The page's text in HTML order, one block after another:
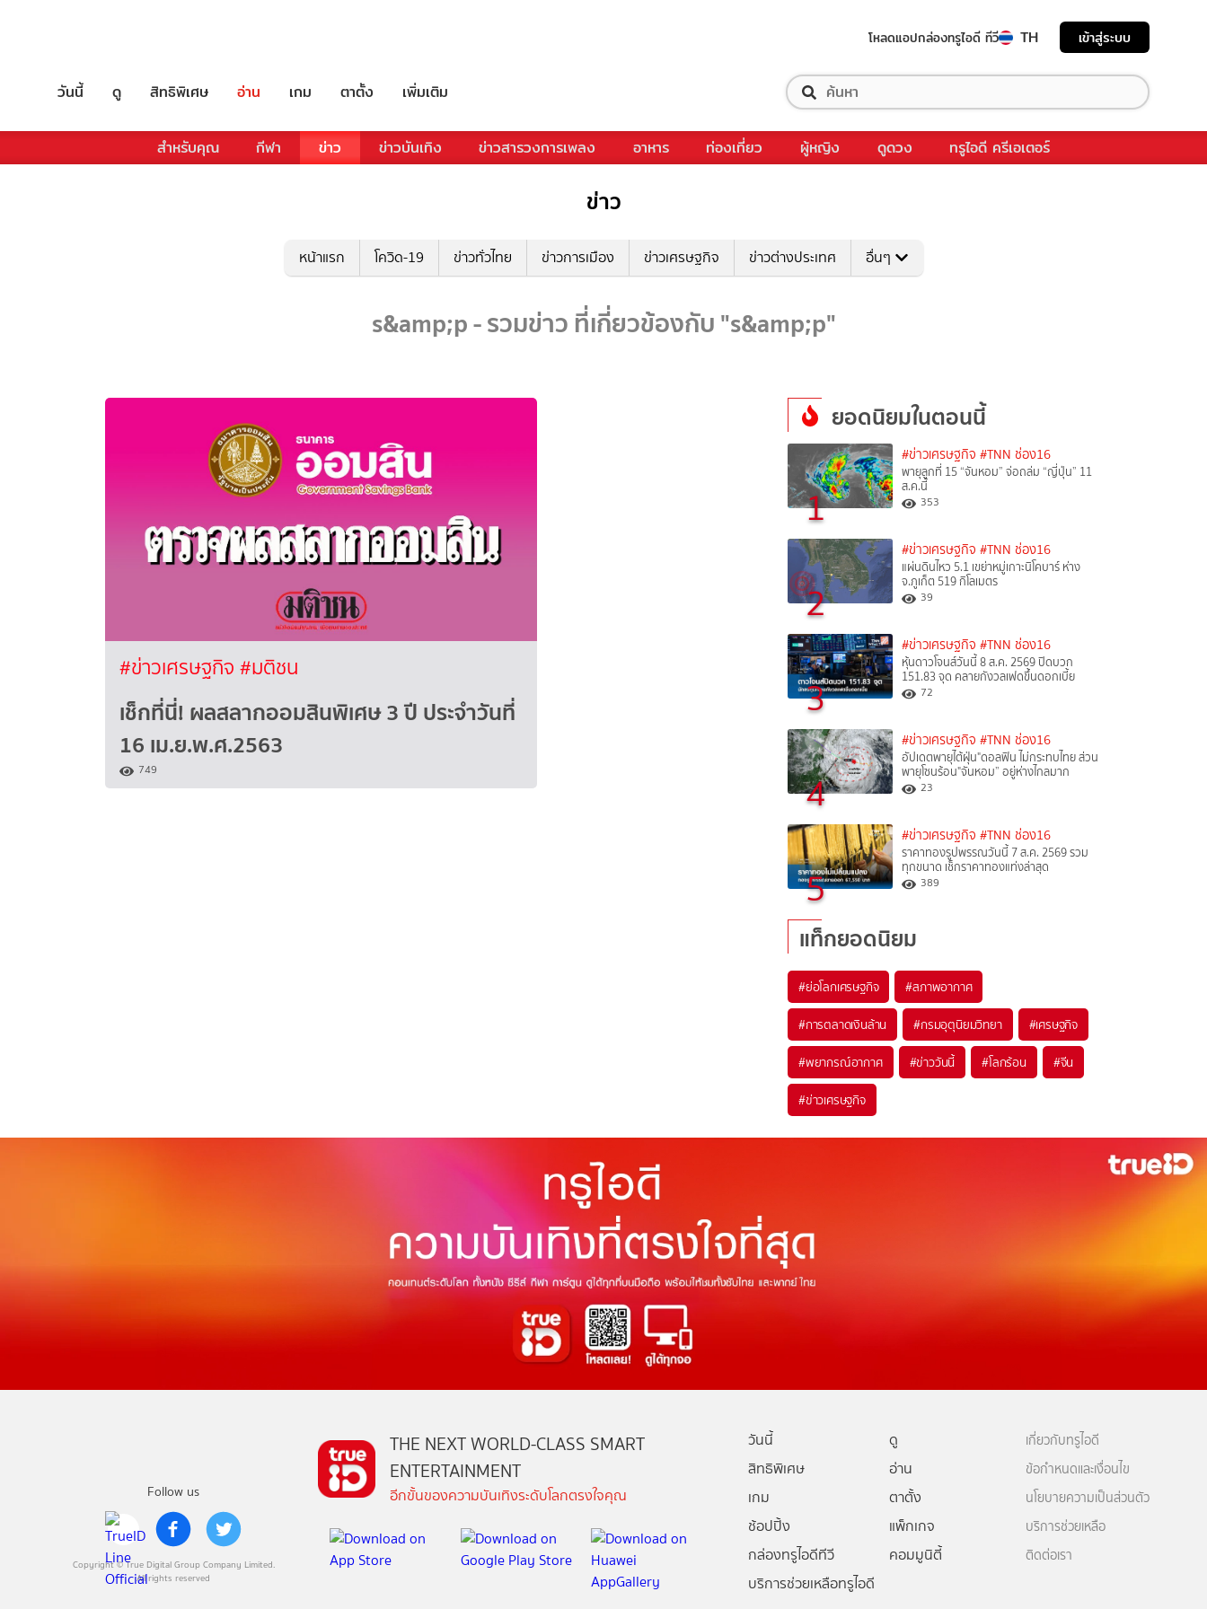
โหลดแอปกล่องทรูไอดี ทีวี TH เข้าสู่ระบบ
วันนี้ ดู สิทธิพิเศษ อ่าน เกม ตาตั้ง เพิ่มเติม
สำหรับคุณ กีฬา ข่าว ข่าวบันเทิง ข่าวสารวงการเพลง อาหาร ท่องเที่ยว ผู้หญิง ดูดวง ทรูไอดี ครีเอเตอร์
ข่าว
หน้าแรก โควิด-19 ข่าวทั่วไทย ข่าวการเมือง ข่าวเศรษฐกิจ ข่าวต่างประเทศ อื่นๆ
s&amp;p - รวมข่าว ที่เกี่ยวข้องกับ "s&amp;p"
#ข่าวเศรษฐกิจ #มติชน
เช็กที่นี่! ผลสลากออมสินพิเศษ 3 ปี ประจำวันที่
16 เม.ย.พ.ศ.2563
749
ยอดนิยมในตอนนี้
1
#ข่าวเศรษฐกิจ #TNN ช่อง16
พายุลูกที่ 15 “จันหอม” จ่อถล่ม “ญี่ปุ่น” 11
ส.ค.นี้
353
2
#ข่าวเศรษฐกิจ #TNN ช่อง16
แผ่นดินไหว 5.1 เขย่าหมู่เกาะนิโคบาร์ ห่าง
จ.ภูเก็ต 519 กิโลเมตร
39
3
#ข่าวเศรษฐกิจ #TNN ช่อง16
หุ้นดาวโจนส์วันนี้ 8 ส.ค. 2569 ปิดบวก
151.83 จุด คลายกังวลเฟดขึ้นดอกเบี้ย
72
4
#ข่าวเศรษฐกิจ #TNN ช่อง16
อัปเดตพายุไต้ฝุ่น"ดอลฟิน ไม่กระทบไทย ส่วน
พายุโซนร้อน"จันหอม” อยู่ห่างไกลมาก
23
5
#ข่าวเศรษฐกิจ #TNN ช่อง16
ราคาทองรูปพรรณวันนี้ 7 ส.ค. 2569 รวม
ทุกขนาด เช็กราคาทองแท่งล่าสุด
389
แท็กยอดนิยม
#ย่อโลกเศรษฐกิจ #สภาพอากาศ
#การตลาดเงินล้าน #กรมอุตุนิยมวิทยา #เศรษฐกิจ
#พยากรณ์อากาศ #ข่าววันนี้ #โลกร้อน #จีน
#ข่าวเศรษฐกิจ
Follow us
Copyright © True Digital Group Company Limited.
All rights reserved
THE NEXT WORLD-CLASS SMART
ENTERTAINMENT
อีกขั้นของความบันเทิงระดับโลกตรงใจคุณ
วันนี้
ดู
สิทธิพิเศษ
อ่าน
เกม
ตาตั้ง
ช้อปปิ้ง
แพ็กเกจ
กล่องทรูไอดีทีวี
คอมมูนิตี้
บริการช่วยเหลือทรูไอดี
เกี่ยวกับทรูไอดี
ข้อกำหนดและเงื่อนไข
นโยบายความเป็นส่วนตัว
บริการช่วยเหลือ
ติดต่อเรา